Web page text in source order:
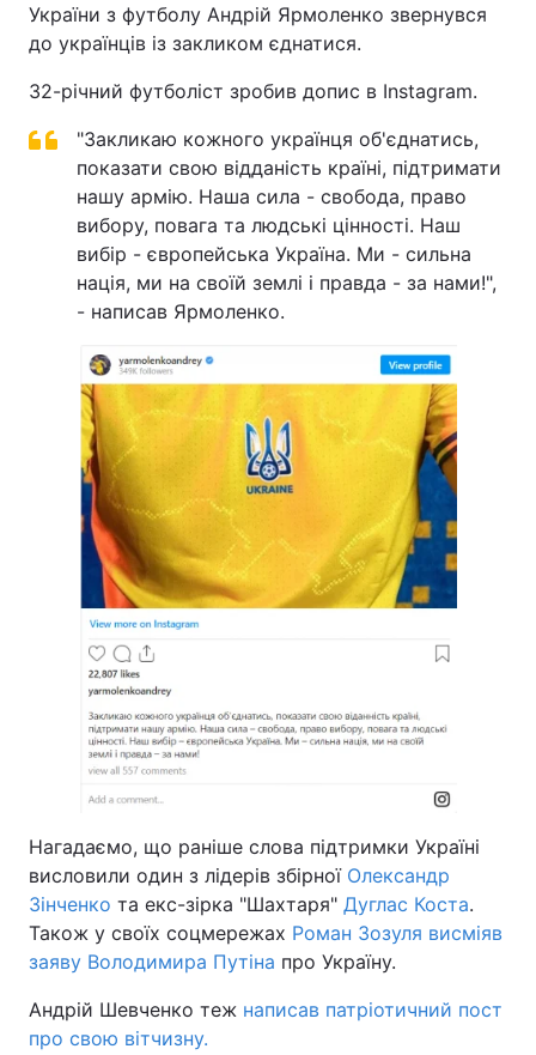
України з футболу Андрій Ярмоленко звернувся
до українців із закликом єднатися.
32-річний футболіст зробив допис в Instagram.
"Закликаю кожного українця об'єднатись,
показати свою відданість країні, підтримати
нашу армію. Наша сила - свобода, право
вибору, повага та людські цінності. Наш
вибір - європейська Україна. Ми - сильна
нація, ми на своїй землі і правда - за нами!",
- написав Ярмоленко.
Нагадаємо, що раніше слова підтримки Україні
висловили один з лідерів збірної Олександр
Зінченко та екс-зірка "Шахтаря" Дуглас Коста.
Також у своїх соцмережах Роман Зозуля висміяв
заяву Володимира Путіна про Україну.
Андрій Шевченко теж написав патріотичний пост
про свою вітчизну.